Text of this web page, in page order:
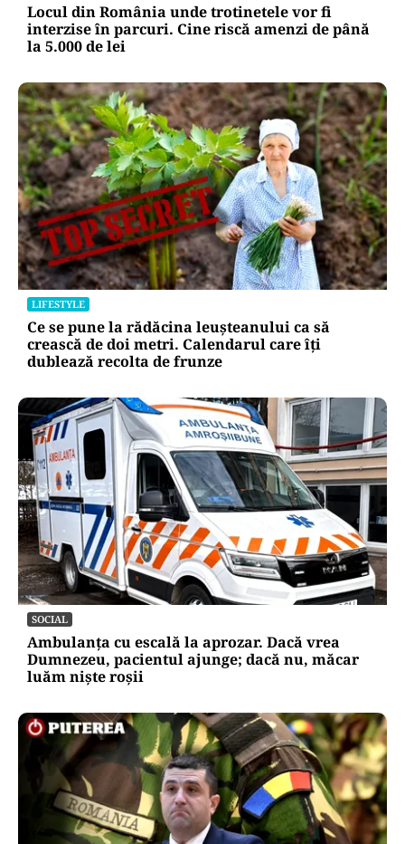
Locul din România unde trotinetele vor fi
interzise în parcuri. Cine riscă amenzi de până
la 5.000 de lei
LIFESTYLE
Ce se pune la rădăcina leușteanului ca să
crească de doi metri. Calendarul care îți
dublează recolta de frunze
SOCIAL
Ambulanța cu escală la aprozar. Dacă vrea
Dumnezeu, pacientul ajunge; dacă nu, măcar
luăm niște roșii